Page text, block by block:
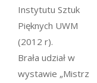
Instytutu Sztuk
Pięknych UWM
(2012 r).
Brała udział w
wystawie „Mistrz